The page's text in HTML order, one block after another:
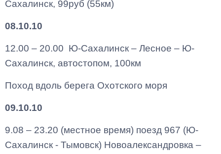
Сахалинск, 99руб (55км)
08.10.10
12.00 – 20.00 Ю-Сахалинск – Лесное – Ю-
Сахалинск, автостопом, 100км
Поход вдоль берега Охотского моря
09.10.10
9.08 – 23.20 (местное время) поезд 967 (Ю-
Сахалинск - Тымовск) Новоалександровка –